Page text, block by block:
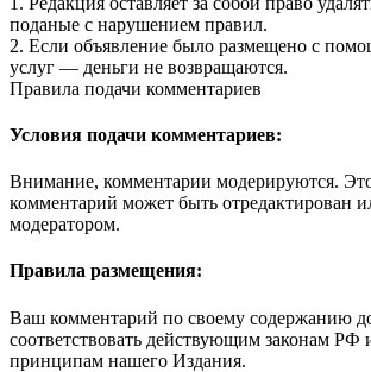
поданые с нарушением правил.
2. Если объявление было размещено с
услуг — деньги не возвращаются.
Правила подачи комментариев
Условия подачи комментариев:
Внимание, комментарии модерируются.
комментарий может быть отредактирован
модератором.
Правила размещения:
Ваш комментарий по своему содержанию
соответствовать действующим законам РФ
принципам нашего Издания.